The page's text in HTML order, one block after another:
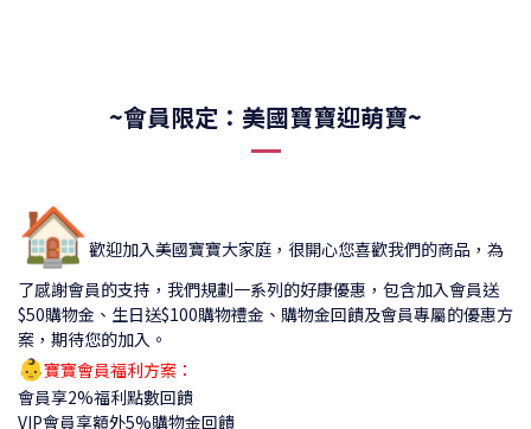
~會員限定：美國寶寶迎萌寶~
🏠歡迎加入美國寶寶大家庭，很開心您喜歡我們的商品，為
了感謝會員的支持，我們規劃一系列的好康優惠，包含加入會員送
$50購物金、生日送$100購物禮金、購物金回饋及會員專屬的優惠方
案，期待您的加入。
👶寶寶會員福利方案：
會員享2%福利點數回饋
VIP會員享額外5%購物金回饋